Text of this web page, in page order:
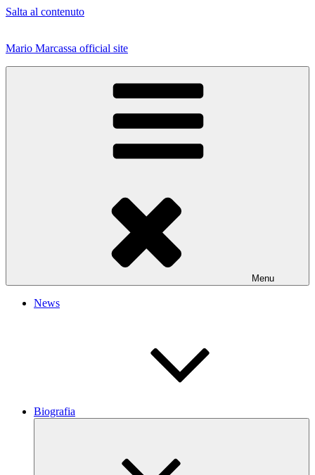
Salta al contenuto
Mario Marcassa official site
Menu
News
Biografia